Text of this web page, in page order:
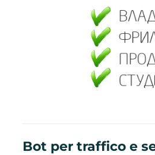
Bot per traffico e